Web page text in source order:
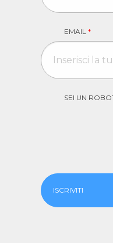
EMAIL *
SEI UN
ISCRIVITI